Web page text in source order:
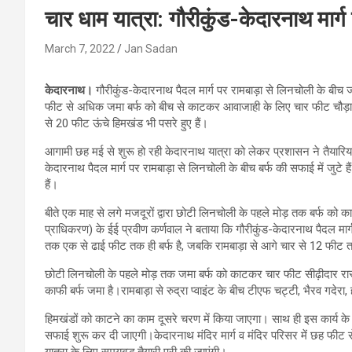
चार धाम यात्रा: गौरीकुंड-केदारनाथ
March 7, 2022 Jan Sadan
केदारनाथ। गौरीकुंड-केदारनाथ पैदल मार्ग पर रामबाड़ा से लिनचोली के
फीट से अधिक जमा बर्फ को बीच से काटकर आवाजाही के लिए चार फीट
से 20 फीट ऊंचे हिमखंड भी पसरे हुए हैं।
आगामी छह मई से शुरू हो रही केदारनाथ यात्रा को लेकर प्रशासन ने
केदारनाथ पैदल मार्ग पर रामबाड़ा से लिनचोली के बीच बर्फ की सफाई में
हैं।
बीते एक माह से लगे मजदूरों द्वारा छोटी लिनचोली के पहले मोड़ तक बर्फ को
प्राधिकरण) के ईई प्रवीण कर्णवाल ने बताया कि गौरीकुंड-केदारनाथ पैदल
तक एक से ढाई फीट तक ही बर्फ है, जबकि रामबाड़ा से आगे चार से 12 फीट
छोटी लिनचोली के पहले मोड़ तक जमा बर्फ को काटकर चार फीट सीढ़ीदार
काफी बर्फ जमा है।रामबाड़ा से रुद्रा प्वाइंट के बीच टीएफ चट्टी, भैरव
हिमखंडों को काटने का काम दूसरे चरण में किया जाएगा। साथ ही इस कार्य
सफाई शुरू कर दी जाएगी।केदारनाथ मंदिर मार्ग व मंदिर परिसर में छह